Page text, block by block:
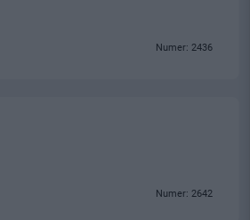
Numer: 2436
Numer: 2642